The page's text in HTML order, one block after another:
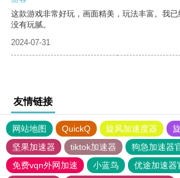
这款游戏非常好玩，画面精美，玩法丰富。我
没有玩腻。
2024-07-31
友情链接
网站地图 QuickQ 旋风加速度器
坚果加速器
tiktok加速器
狗急加速器
免费vqn外网加速
小蓝鸟 优途加速器